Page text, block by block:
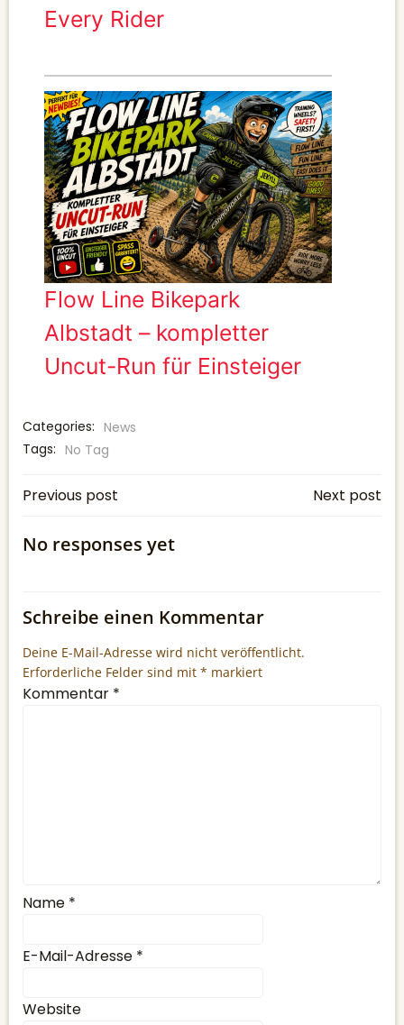
Every Rider
Flow Line Bikepark
Albstadt – kompletter
Uncut-Run für Einsteiger
Categories: News
Tags: No Tag
BEITRAGSNAVIGATION
Previous post Next post
No responses yet
Schreibe einen Kommentar
Deine E-Mail-Adresse wird nicht veröffentlicht.
Erforderliche Felder sind mit * markiert
Kommentar *
Name *
E-Mail-Adresse *
Website